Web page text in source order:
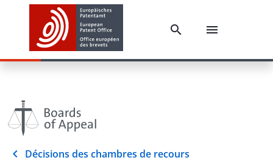
Décisions des chambres de recours